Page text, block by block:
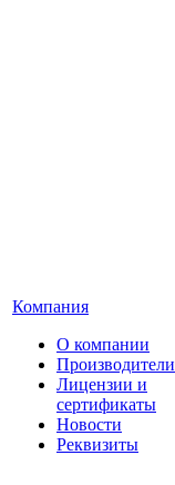
Компания
О компании
Производители
Лицензии и
сертификаты
Новости
Реквизиты